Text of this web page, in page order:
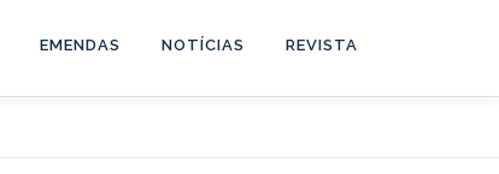
EMENDAS NOTÍCIAS REVISTA